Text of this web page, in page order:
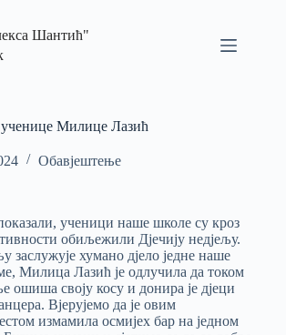
Шантић"
Милице Лазић
Обавјештење
ученици наше школе су кроз
обиљежили Дјечију недјељу.
заслужује хумано дјело једне наше
Милица Лазић је одлучила да током
ошиша своју косу и донира је дјеци
Вјерујемо да је овим
измамила осмијех бар на једном